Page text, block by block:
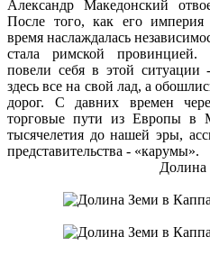
Александр Македонский
После того, как его империя
время наслаждалась
стала римской провинцией.
повели себя в этой ситуации
здесь все на свой лад, а
дорог. С давних времен
торговые пути из Европы
тысячелетия до нашей эры,
представительства - «карумы».
Долина